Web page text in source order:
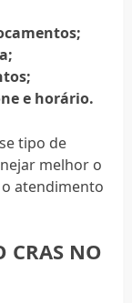
e horário.
tipo de
melhor o
atendimento
CRAS NO